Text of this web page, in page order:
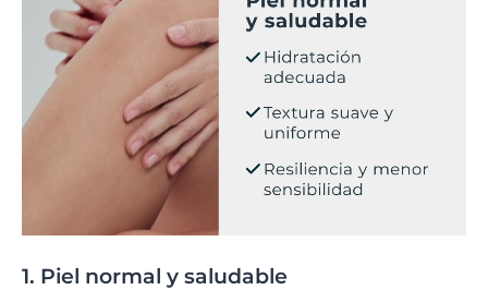
1. Piel normal y saludable